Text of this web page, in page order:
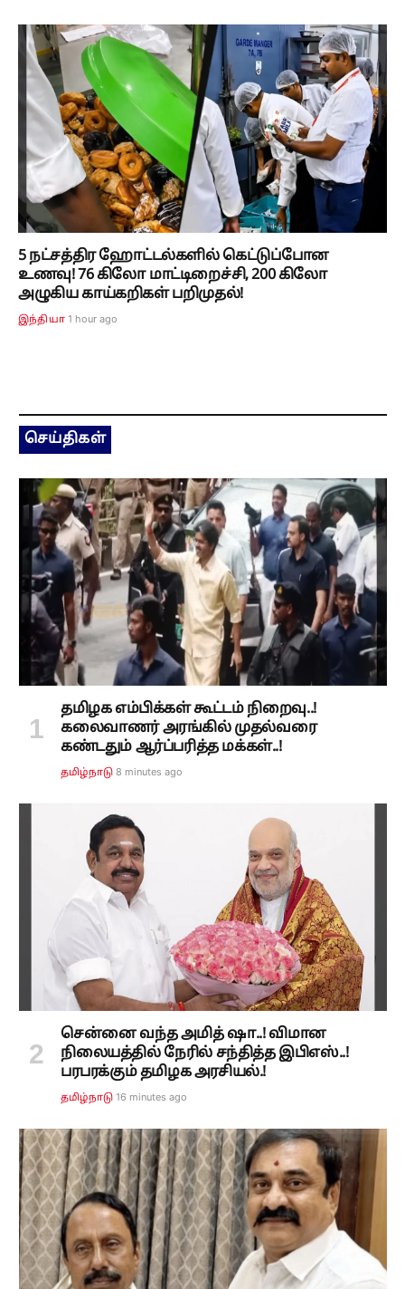
5 நட்சத்திர ஹோட்டல்களில் கெட்டுப்போன
உணவு! 76 கிலோ மாட்டிறைச்சி, 200 கிலோ
அழுகிய காய்கறிகள் பறிமுதல்!
இந்தியா 1 hour ago
செய்திகள்
தமிழக எம்பிக்கள் கூட்டம் நிறைவு..!
கலைவாணர் அரங்கில் முதல்வரை
கண்டதும் ஆர்ப்பரித்த மக்கள்..!
தமிழ்நாடு 8 minutes ago
சென்னை வந்த அமித் ஷா..! விமான
நிலையத்தில் நேரில் சந்தித்த இபிஎஸ்..!
பரபரக்கும் தமிழக அரசியல்.!
தமிழ்நாடு 16 minutes ago